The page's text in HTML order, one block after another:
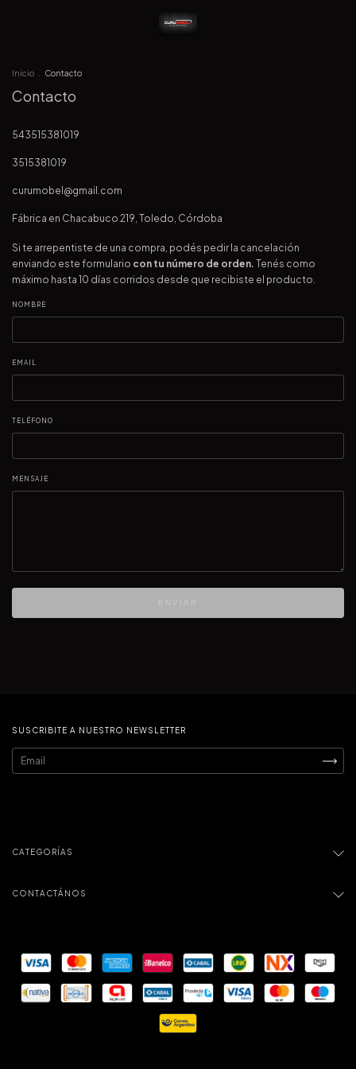
Inicio Contacto
Contacto
543515381019
3515381019
curumobel@gmail.com
Fábrica en Chacabuco 219, Toledo, Córdoba
Si te arrepentiste de una compra, podés pedir la cancelación
enviando este formulario con tu número de orden. Tenés como
máximo hasta 10 días corridos desde que recibiste el producto.
NOMBRE
EMAIL
TELÉFONO
MENSAJE
ENVIAR
SUSCRIBITE A NUESTRO NEWSLETTER
CATEGORÍAS
CONTACTÁNOS